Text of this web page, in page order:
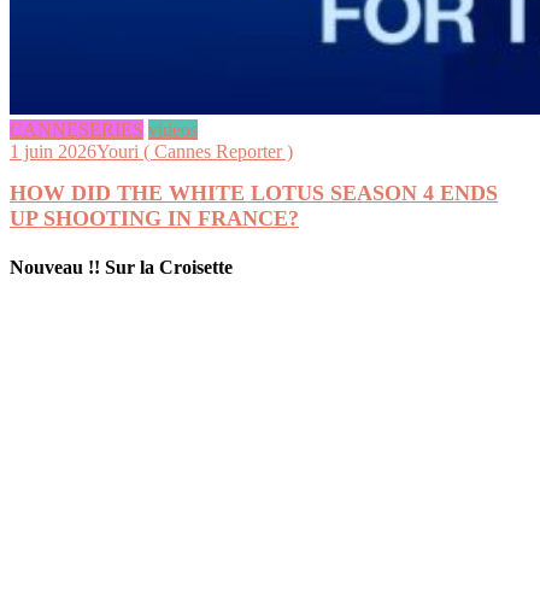
CANNESERIES videos
1 juin 2026Youri ( Cannes Reporter )
HOW DID THE WHITE LOTUS SEASON 4 ENDS
UP SHOOTING IN FRANCE?
Nouveau !! Sur la Croisette